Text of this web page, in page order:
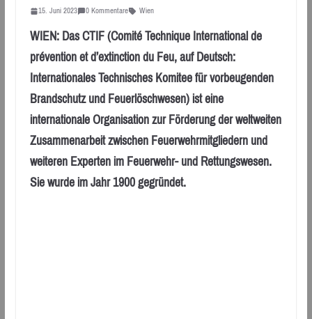
15. Juni 2023 0 Kommentare Wien
WIEN: Das CTIF (Comité Technique International de
prévention et d’extinction du Feu, auf Deutsch:
Internationales Technisches Komitee für vorbeugenden
Brandschutz und Feuerlöschwesen) ist eine
internationale Organisation zur Förderung der weltweiten
Zusammenarbeit zwischen Feuerwehrmitgliedern und
weiteren Experten im Feuerwehr- und Rettungswesen.
Sie wurde im Jahr 1900 gegründet.